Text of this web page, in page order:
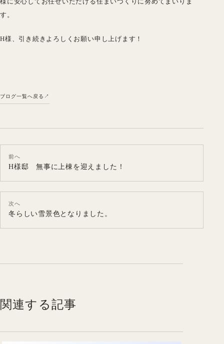
す。
H様、引き続きよろしくお願い申し上げます！
ブログ一覧へ戻る
前へ
H様邸 無事に上棟を迎えました！
次へ
冬らしい雪景色となりました。
関連する記事